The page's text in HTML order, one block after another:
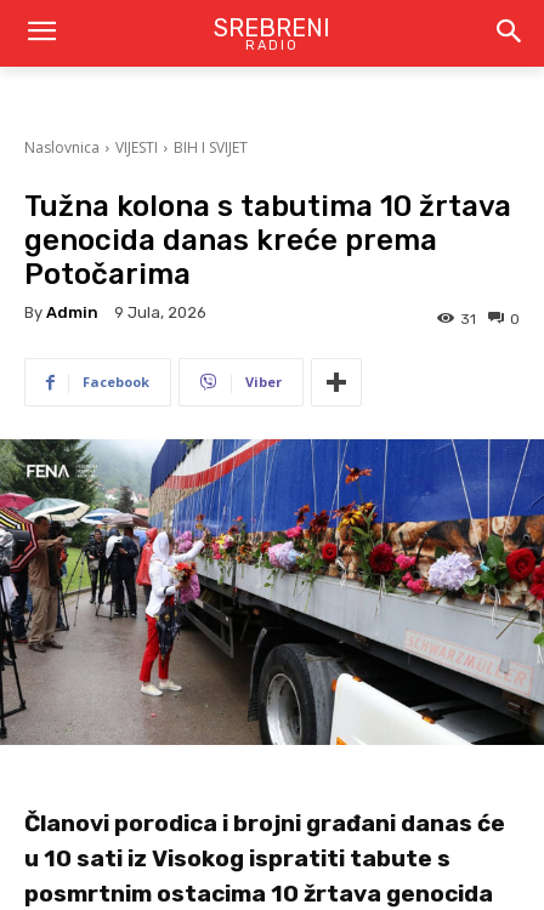
SREBRENI
RADIO
Naslovnica VIJESTI BIH I SVIJET
Tužna kolona s tabutima 10 žrtava
genocida danas kreće prema
Potočarima
By Admin 9 Jula, 2026 0
31
Facebook Viber
Članovi porodica i brojni građani danas će
u 10 sati iz Visokog ispratiti tabute s
posmrtnim ostacima 10 žrtava genocida